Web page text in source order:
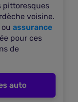
AXA
pittoresques
voisine.
ou assurance
pour ces
de
auto